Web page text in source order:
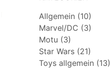
Allgemein (10)
Marvel/DC (3)
Motu (3)
Star Wars (21)
Toys allgemein (13)